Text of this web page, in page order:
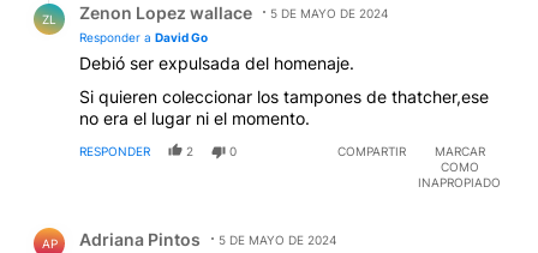
ZL Zenon Lopez wallace
5 DE MAYO DE 2024
Responder a David Go
Debió ser expulsada del homenaje.
Si quieren coleccionar los tampones de thatcher,ese
no era el lugar ni el momento.
RESPONDER 2 0 COMPARTIR
MARCAR
COMO
INAPROPIADO
AP Adriana Pintos 5 DE MAYO DE 2024